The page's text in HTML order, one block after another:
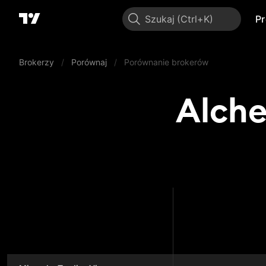
Szukaj
Brokerzy / Porównaj / Porównanie brokerów